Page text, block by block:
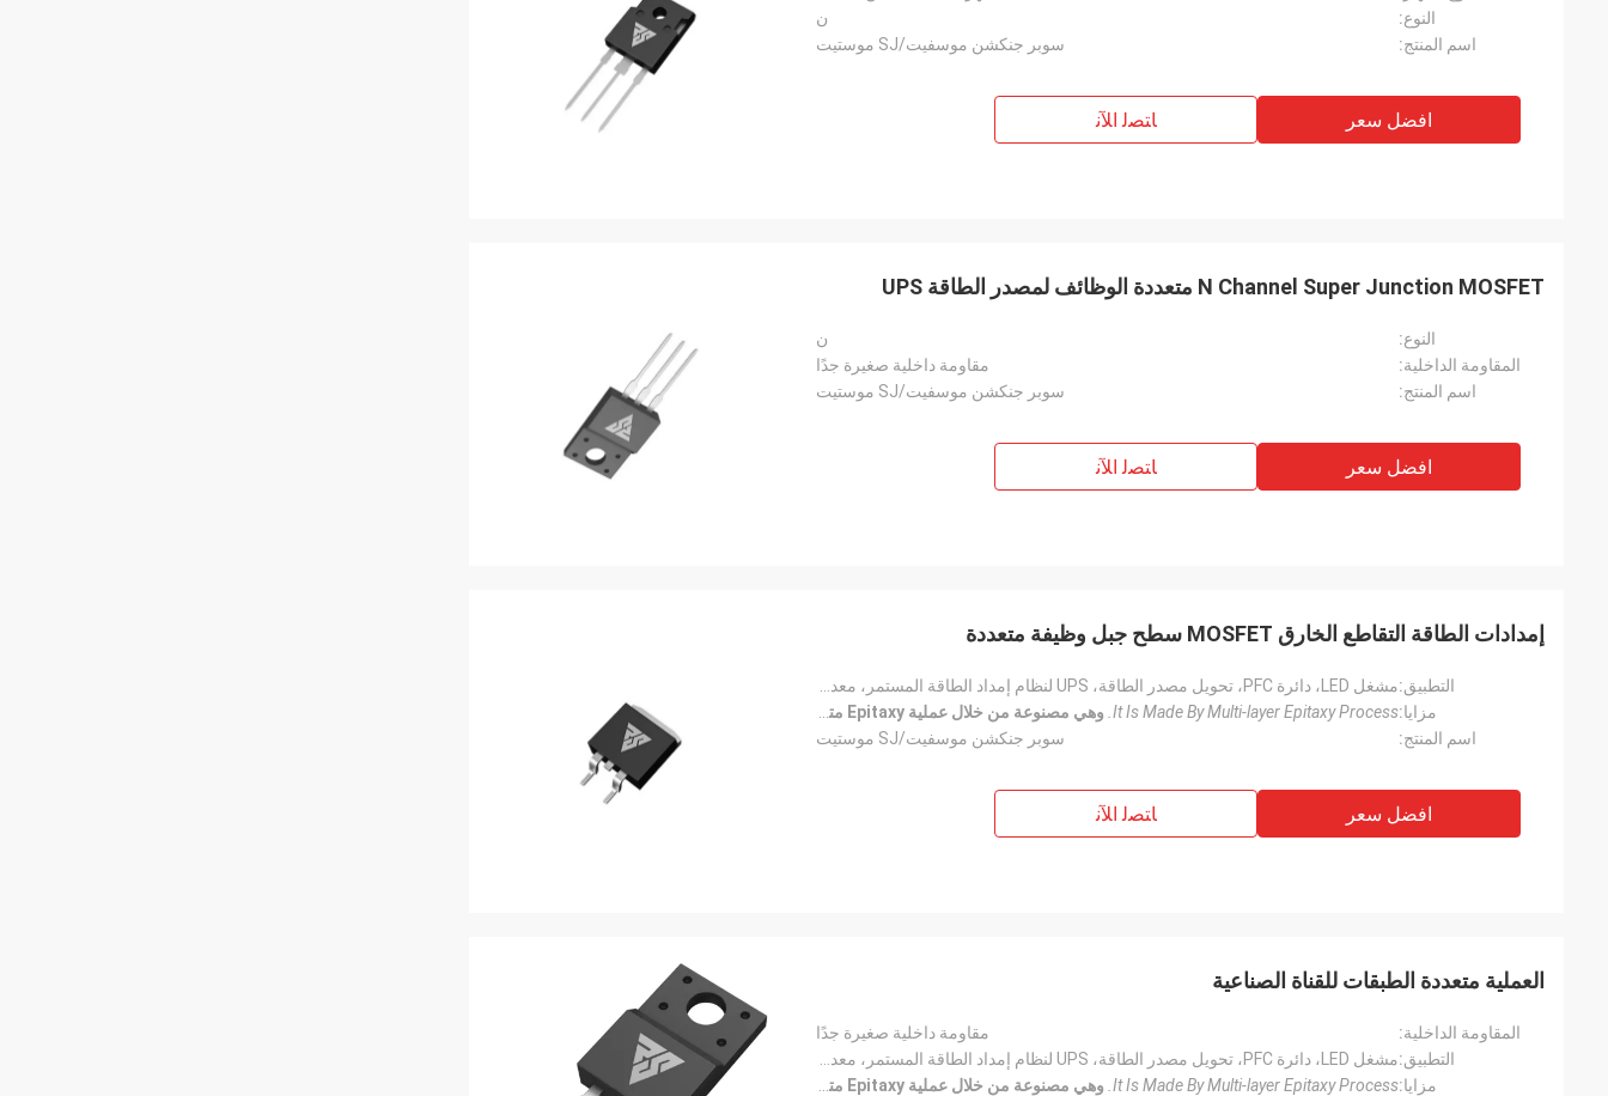
النوع:
ن
اسم المنتج:
سوبر جنكشن موسفيت/SJ موستيت
افضل سعر ﺎﺘﺼﻟ ﺍﻶﻧ
N Channel Super Junction MOSFET متعددة الوظائف لمصدر الطاقة UPS
النوع:
ن
المقاومة الداخلية:
مقاومة داخلية صغيرة جدًا
اسم المنتج:
سوبر جنكشن موسفيت/SJ موستيت
افضل سعر ﺎﺘﺼﻟ ﺍﻶﻧ
إمدادات الطاقة التقاطع الخارق MOSFET سطح جبل وظيفة متعددة
التطبيق:
مزايا:It Is Made By Multi-layer Epitaxy Process. وهي مصنوعة من خلال عملية Epitaxy متعددة الطبقات
اسم المنتج:
سوبر جنكشن موسفيت/SJ موستيت
افضل سعر ﺎﺘﺼﻟ ﺍﻶﻧ
العملية متعددة الطبقات للقناة الصناعية
المقاومة الداخلية:
مقاومة داخلية صغيرة جدًا
التطبيق:
مزايا:It Is Made By Multi-layer Epitaxy Process. وهي مصنوعة من خلال عملية Epitaxy متعددة الطبقات